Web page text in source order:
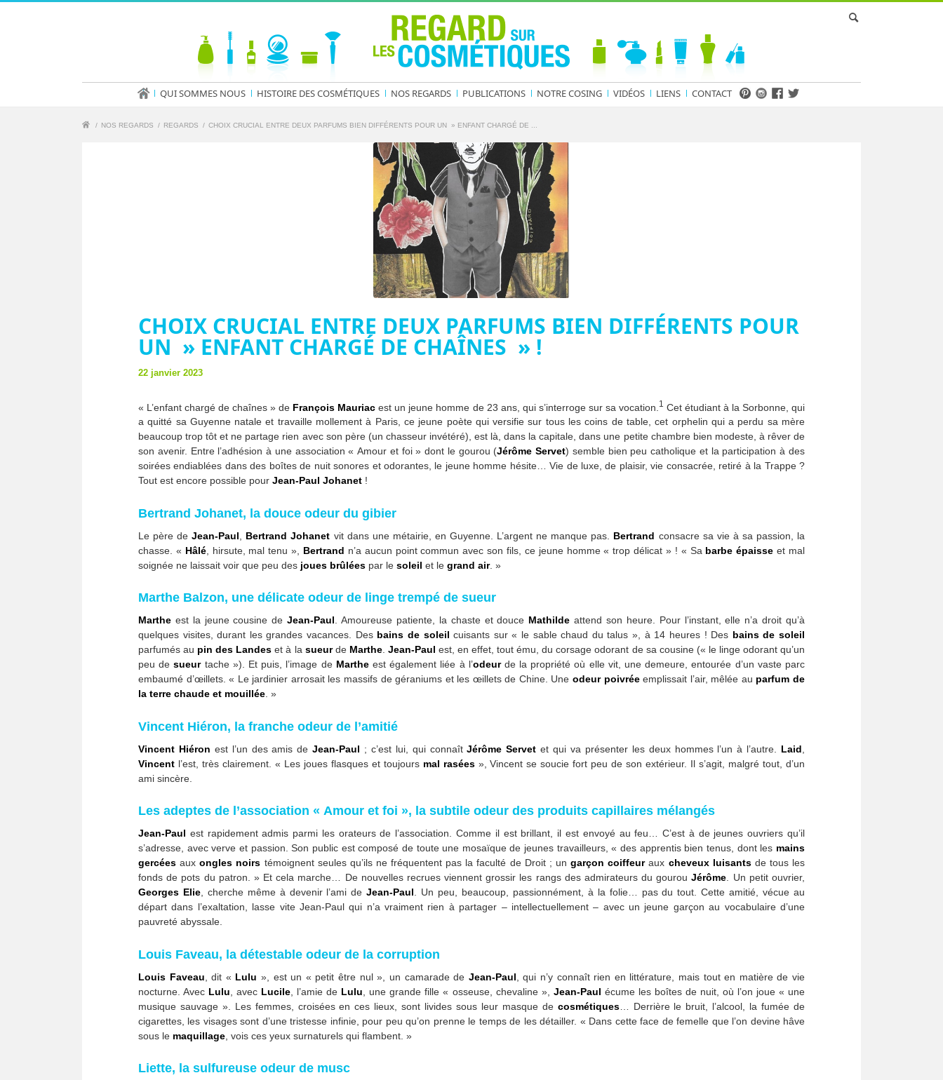
QUI SOMMES NOUS HISTOIRE DES COSMÉTIQUES NOS REGARDS PUBLICATIONS NOTRE COSING VIDÉOS LIENS CONTACT
/ NOS REGARDS / REGARDS / CHOIX CRUCIAL ENTRE DEUX PARFUMS BIEN DIFFÉRENTS POUR UN » ENFANT CHARGÉ DE ...
CHOIX CRUCIAL ENTRE DEUX PARFUMS BIEN DIFFÉRENTS POUR
UN » ENFANT CHARGÉ DE CHAÎNES » !
22 janvier 2023
« L’enfant chargé de chaînes » de François Mauriac est un jeune homme de 23 ans, qui s’interroge sur sa vocation. 1 Cet étudiant à la Sorbonne, qui
a quitté sa Guyenne natale et travaille mollement à Paris, ce jeune poète qui versifie sur tous les coins de table, cet orphelin qui a perdu sa mère
beaucoup trop tôt et ne partage rien avec son père (un chasseur invétéré), est là, dans la capitale, dans une petite chambre bien modeste, à rêver de
son avenir. Entre l’adhésion à une association « Amour et foi » dont le gourou (Jérôme Servet) semble bien peu catholique et la participation à des
soirées endiablées dans des boîtes de nuit sonores et odorantes, le jeune homme hésite… Vie de luxe, de plaisir, vie consacrée, retiré à la Trappe ?
Tout est encore possible pour Jean-Paul Johanet !
Bertrand Johanet, la douce odeur du gibier
Le père deJean-Paul Bertrand Johanet vit dans une métairie, en Guyenne. L’argent ne manque pas. Bertrand consacre sa vie à sa passion, la
chasse. « Hâlé, hirsute, mal tenu », Bertrand n’a aucun point commun avec son fils, ce jeune homme « trop délicat » ! « Sa barbe épaisse et mal
soignée ne laissait voir que peu des joues brûlées par le soleil et le grand air. »
Marthe Balzon, une délicate odeur de linge trempé de sueur
Marthe est la jeune cousine deJean-Paul. Amoureuse patiente, la chaste et douce Mathilde attend son heure. Pour l’instant, elle n’a droit qu’à
quelques visites, durant les grandes vacances. Des bains de soleil cuisants sur « le sable chaud du talus », à 14 heures ! Des bains de soleil
parfumés au pin des Landes et à la sueurde Marthe. Jean-Paul est, en effet, tout ému, du corsage odorant de sa cousine (« le linge odorant qu’un
peu desueurtache »). Et puis, l’image de Martheest également liée à l’odeur de la propriété où elle vit, une demeure, entourée d’un vaste parc
embaumé d’œillets. « Le jardinier arrosait les massifs de géraniums et les œillets de Chine. Uneodeur poivréeemplissait l’air, mêlée au parfum de
la terre chaude et mouillée. »
Vincent Hiéron, la franche odeur de l’amitié
Vincent Hiéron est l’un des amis deJean-Paul ; c’est lui, qui connaîtJérôme Servet et qui va présenter les deux hommes l’un à l’autre. Laid
Vincent l’est, très clairement. « Les joues flasques et toujours mal rasées», Vincent se soucie fort peu de son extérieur. Il s’agit, malgré tout, d’un
ami sincère.
Les adeptes de l’association « Amour et foi », la subtile odeur des produits capillaires mélangés
Jean-Paul est rapidement admis parmi les orateurs de l’association. Comme il est brillant, il est envoyé au feu… C’est à de jeunes ouvriers qu’il
s’adresse, avec verve et passion. Son public est composé de toute une mosaïque de jeunes travailleurs, « des apprentis bien tenus, dont les mains
gercées auxongles noirs témoignent seules qu’ils ne fréquentent pas la faculté de Droit ; ungarçon coiffeuraux cheveux luisantsde tous les
fonds de pots du patron. » Et cela marche… De nouvelles recrues viennent grossir les rangs des admirateurs du gourouJérôme . Un petit ouvrier,
Georges Elie, cherche même à devenir l’ami deJean-Paul . Un peu, beaucoup, passionnément, à la folie… pas du tout. Cette amitié, vécue au
départ dans l’exaltation, lasse vite Jean-Paul qui n’a vraiment rien à partager – intellectuellement – avec un jeune garçon au vocabulaire d’une
pauvreté abyssale.
Louis Faveau, la détestable odeur de la corruption
Louis Faveau , dit « Lulu », est un « petit être nul », un camarade de Jean-Paul , qui n’y connaît rien en littérature, mais tout en matière de vie
nocturne. Avec Lulu , avec Lucile , l’amie de Lulu , une grande fille « osseuse, chevaline », Jean-Paul écume les boîtes de nuit, où l’on joue « une
musique sauvage ». Les femmes, croisées en ces lieux, sont livides sous leur masque de cosmétiques… Derrière le bruit, l’alcool, la fumée de
cigarettes, les visages sont d’une tristesse infinie, pour peu qu’on prenne le temps de les détailler. « Dans cette face de femelle que l’on devine hâve
sous le maquillage , vois ces yeux surnaturels qui flambent. »
Liette, la sulfureuse odeur de musc